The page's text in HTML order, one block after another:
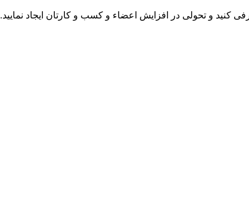
کنید و تحولی در افزایش اعضاء و کسب و کارتان ایجاد نمایید.